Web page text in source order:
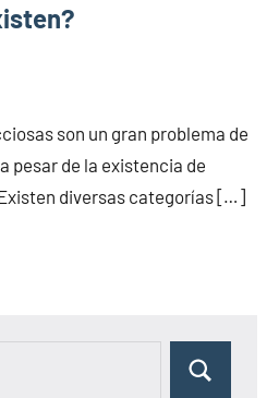
son un gran problema de
pesar de la existencia de
diversas categorías […]